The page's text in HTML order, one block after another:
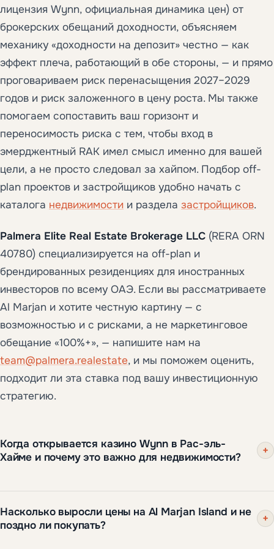
лицензия Wynn, официальная динамика цен) от
брокерских обещаний доходности, объясняем
механику «доходности на депозит» честно — как
эффект плеча, работающий в обе стороны, — и прямо
проговариваем риск перенасыщения 2027–2029
годов и риск заложенного в цену роста. Мы также
помогаем сопоставить ваш горизонт и
переносимость риска с тем, чтобы вход в
эмерджентный RAK имел смысл именно для вашей
цели, а не просто следовал за хайпом. Подбор off-
plan проектов и застройщиков удобно начать с
каталога недвижимости и раздела застройщиков.
Palmera Elite Real Estate Brokerage LLC (RERA ORN
40780) специализируется на off-plan и
брендированных резиденциях для иностранных
инвесторов по всему ОАЭ. Если вы рассматриваете
Al Marjan и хотите честную картину — с
возможностью и с рисками, а не маркетинговое
обещание «100%+», — напишите нам на
team@palmera.realestate, и мы поможем оценить,
подходит ли эта ставка под вашу инвестиционную
стратегию.
Когда открывается казино Wynn в Рас-эль-
Хайме и почему это важно для недвижимости?
+
USD 5,1 млрд с первой в ОАЭ игорной лицензией
(выдана в 2024 году), открытие которого
Насколько выросли цены на Al Marjan Island и не
поздно ли покупать?
+